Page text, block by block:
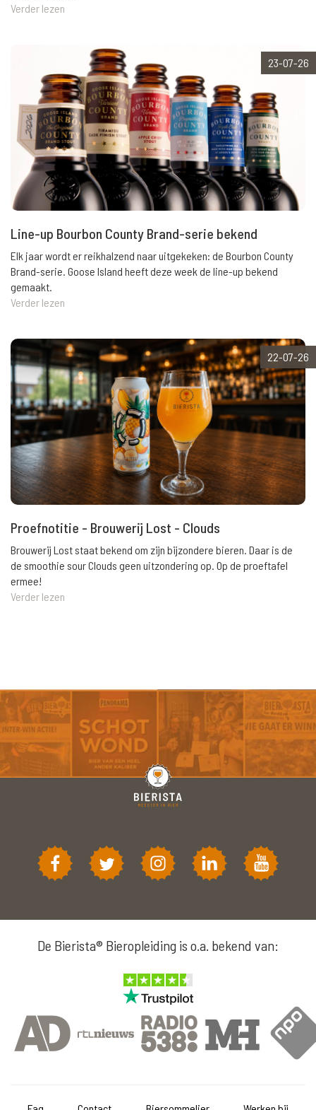
Verder lezen
23-07-26
Line-up Bourbon County Brand-serie bekend
Elk jaar wordt er reikhalzend naar uitgekeken: de Bourbon County
Brand-serie. Goose Island heeft deze week de line-up bekend
gemaakt.
Verder lezen
22-07-26
Proefnotitie - Brouwerij Lost - Clouds
Brouwerij Lost staat bekend om zijn bijzondere bieren. Daar is de
de smoothie sour Clouds geen uitzondering op. Op de proeftafel
ermee!
Verder lezen
De Bierista® Bieropleiding is o.a. bekend van: